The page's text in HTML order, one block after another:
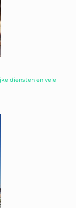
diensten en vele